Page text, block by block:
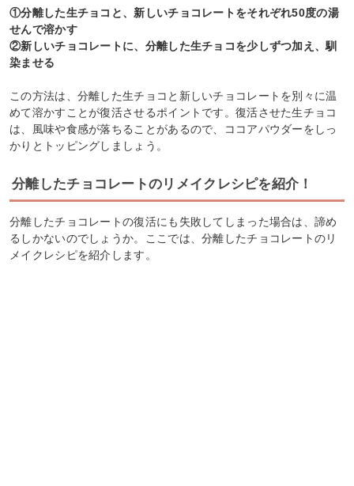
①分離した生チョコと、新しいチョコレートをそれぞれ50度の湯
せんで溶かす
②新しいチョコレートに、分離した生チョコを少しずつ加え、馴
染ませる
この方法は、分離した生チョコと新しいチョコレートを別々に温
めて溶かすことが復活させるポイントです。復活させた生チョコ
は、風味や食感が落ちることがあるので、ココアパウダーをしっ
かりとトッピングしましょう。
分離したチョコレートのリメイクレシピを紹介！
分離したチョコレートの復活にも失敗してしまった場合は、諦め
るしかないのでしょうか。ここでは、分離したチョコレートのリ
メイクレシピを紹介します。